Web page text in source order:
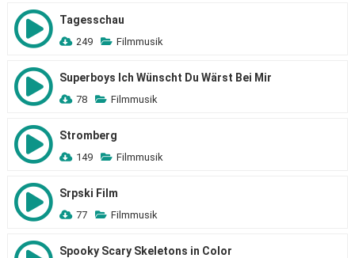
Tagesschau
249 Filmmusik
Superboys Ich Wünscht Du Wärst Bei Mir
78 Filmmusik
Stromberg
149 Filmmusik
Srpski Film
77 Filmmusik
Spooky Scary Skeletons in Color